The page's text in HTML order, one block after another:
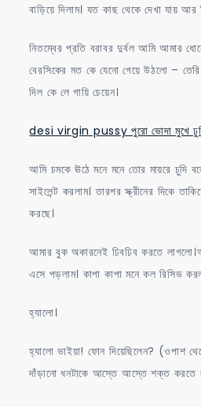
বাড়িয়ে দিলাম। যত কাছ থেকে দেখা যায়
নিতম্বের প্রতি বরাবর দুর্বল আমি আমার
বেরসিকের মত কে যেনো গেয়ে উঠলো – তেরি
দিল কে লে গায়ি চেয়েন।
desi virgin pussy পুরো ভোদা মুখে
আমি চমকে ঊঠে মনে মনে তোর মায়রে চুদি
সাইলেন্ট করলাম। তারপর স্ক্রীনের দিকে
করছে।
আমার বুক অকারনেই ঢিবঢিব করতে
এসে পড়লাম। কাপা কাপা মনে কল রিসিভ
হ্যালো।
হ্যালো ভাইয়া! ফোন দিয়েছিলেন? (ওপাশ
দাঁড়ানো ধনটাকে আস্তে আস্তে শক্ত করতে